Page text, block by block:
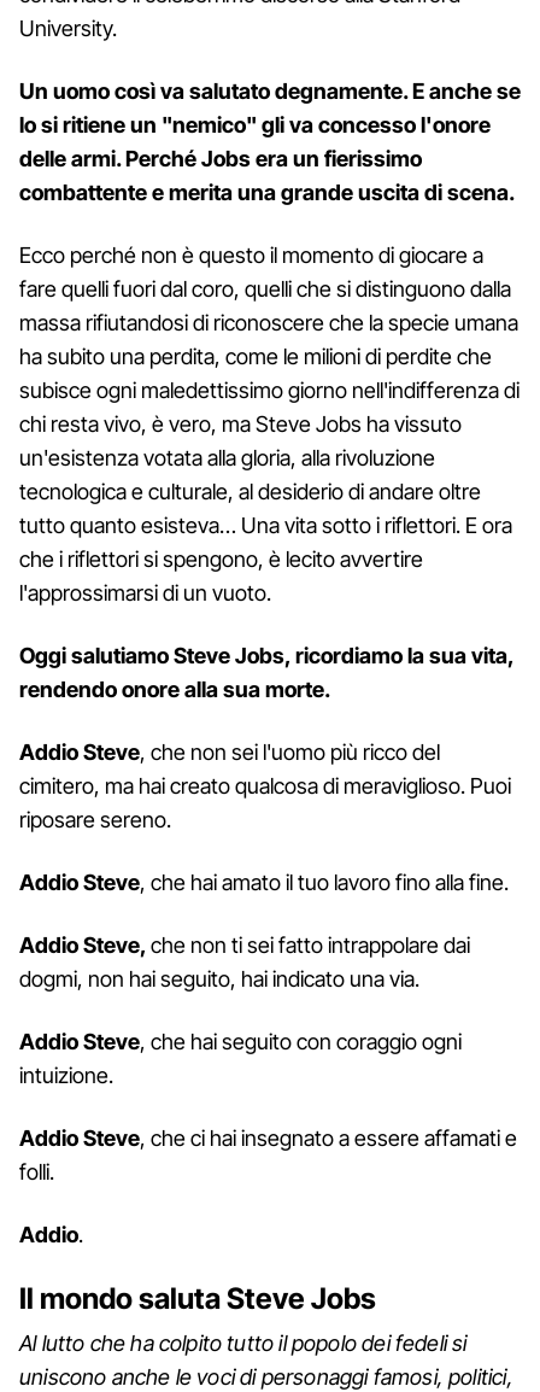
University.
Un uomo così va salutato degnamente. E anche se
lo si ritiene un "nemico" gli va concesso l'onore
delle armi. Perché Jobs era un fierissimo
combattente e merita una grande uscita di scena.
Ecco perché non è questo il momento di giocare a
fare quelli fuori dal coro, quelli che si distinguono dalla
massa rifiutandosi di riconoscere che la specie umana
ha subito una perdita, come le milioni di perdite che
subisce ogni maledettissimo giorno nell'indifferenza di
chi resta vivo, è vero, ma Steve Jobs ha vissuto
un'esistenza votata alla gloria, alla rivoluzione
tecnologica e culturale, al desiderio di andare oltre
tutto quanto esisteva… Una vita sotto i riflettori. E ora
che i riflettori si spengono, è lecito avvertire
l'approssimarsi di un vuoto.
Oggi salutiamo Steve Jobs, ricordiamo la sua vita,
rendendo onore alla sua morte.
Addio Steve, che non sei l'uomo più ricco del
cimitero, ma hai creato qualcosa di meraviglioso. Puoi
riposare sereno.
Addio Steve, che hai amato il tuo lavoro fino alla fine.
Addio Steve, che non ti sei fatto intrappolare dai
dogmi, non hai seguito, hai indicato una via.
Addio Steve, che hai seguito con coraggio ogni
intuizione.
Addio Steve, che ci hai insegnato a essere affamati e
folli.
Addio.
Il mondo saluta Steve Jobs
Al lutto che ha colpito tutto il popolo dei fedeli si
uniscono anche le voci di personaggi famosi, politici,